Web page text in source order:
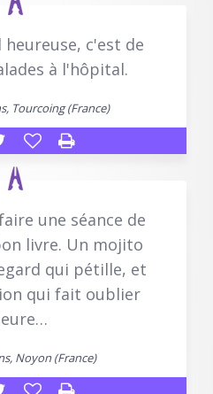
heureuse, c'est de
à l'hôpital.
Tourcoing (France)
une séance de
livre. Un mojito
qui pétille, et
qui fait oublier
Noyon (France)